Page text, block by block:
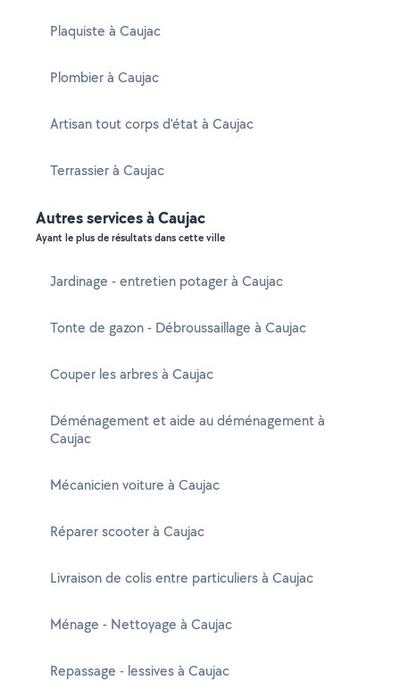
Plaquiste à Caujac
Plombier à Caujac
Artisan tout corps d'état à Caujac
Terrassier à Caujac
Autres services à Caujac
Ayant le plus de résultats dans cette ville
Jardinage - entretien potager à Caujac
Tonte de gazon - Débroussaillage à Caujac
Couper les arbres à Caujac
Déménagement et aide au déménagement à
Caujac
Mécanicien voiture à Caujac
Réparer scooter à Caujac
Livraison de colis entre particuliers à Caujac
Ménage - Nettoyage à Caujac
Repassage - lessives à Caujac